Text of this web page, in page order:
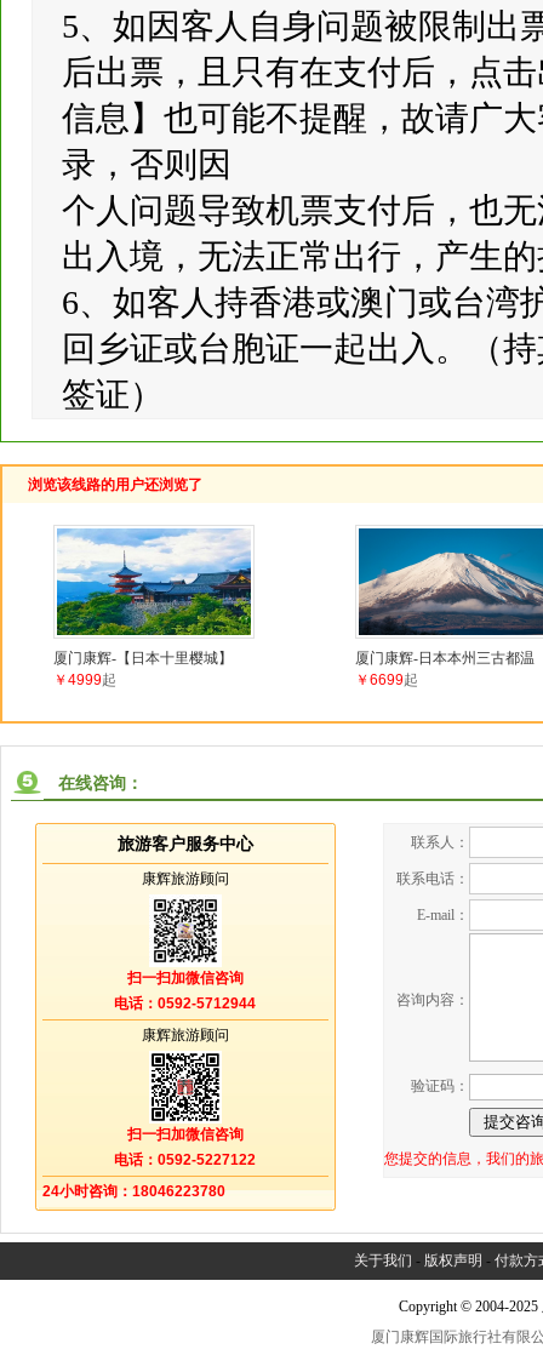
5、如因客人自身问题被限制出
后出票，且只有在支付后，点
信息】也可能不提醒，故请广
录，否则因
个人问题导致机票支付后，也
出入境，无法正常出行，产生
6、如客人持香港或澳门或台湾
回乡证或台胞证一起出入。（
签证）
浏览该线路的用户还浏览了
厦门康辉-【日本十里樱城】
￥4999起
厦门康辉-日本本州三古都温
￥6699起
在线咨询：
旅游客户服务中心
康辉旅游顾问
扫一扫加微信咨询
电话：0592-5712944
康辉旅游顾问
扫一扫加微信咨询
电话：0592-5227122
24小时咨询：18046223780
联系人：
联系电话：
E-mail：
咨询内容：
验证码：
您提交的信息，我们的
关于我们 - 版权声明 - 付款方
Copyright © 2004-
厦门康辉国际旅行社有限